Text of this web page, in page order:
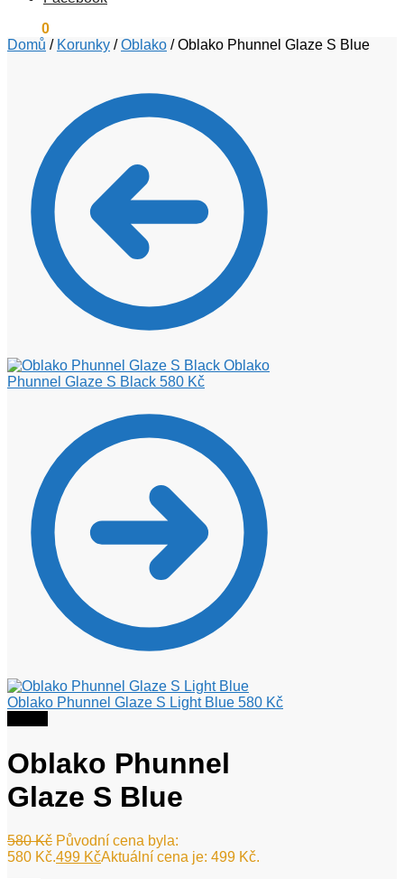
0
Domů / Korunky /Oblako /Oblako Phunnel Glaze S Blue
Oblako
Phunnel Glaze S Black 580 Kč
Oblako Phunnel Glaze S Light Blue 580 Kč
Oblako Phunnel
Glaze S Blue
580Kč Původní cena byla:
580 Kč.499 KčAktuální cena je: 499 Kč.